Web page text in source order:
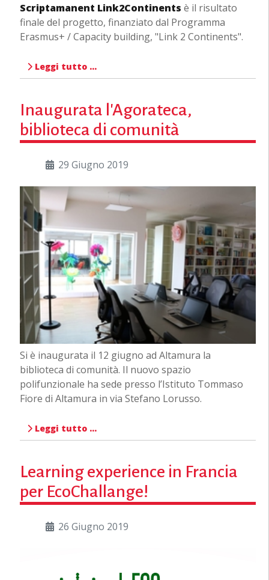
Scriptamanent Link2Continents è il risultato
finale del progetto, finanziato dal Programma
Erasmus+ / Capacity building, "Link 2 Continents".
Leggi tutto …
Inaugurata l'Agorateca,
biblioteca di comunità
29 Giugno 2019
Si è inaugurata il 12 giugno ad Altamura la
biblioteca di comunità. Il nuovo spazio
polifunzionale ha sede presso l’Istituto Tommaso
Fiore di Altamura in via Stefano Lorusso.
Leggi tutto …
Learning experience in Francia
per EcoChallange!
26 Giugno 2019